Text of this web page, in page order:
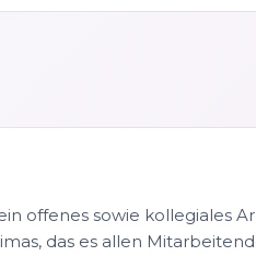
offenes sowie kollegiales
das es allen